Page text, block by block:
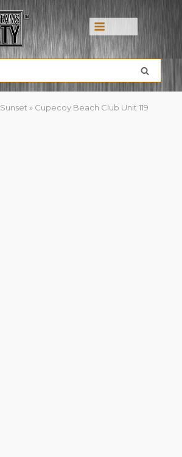
Sunset » Cupecoy Beach Club Unit 119